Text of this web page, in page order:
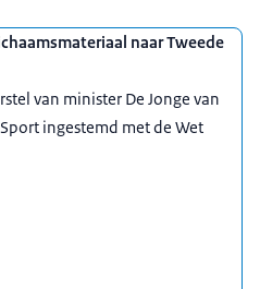
naar Tweede
van minister De Jonge van
ingestemd met de Wet